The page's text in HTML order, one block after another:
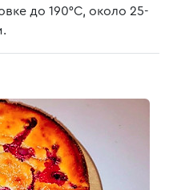
до 190°С, около 25-